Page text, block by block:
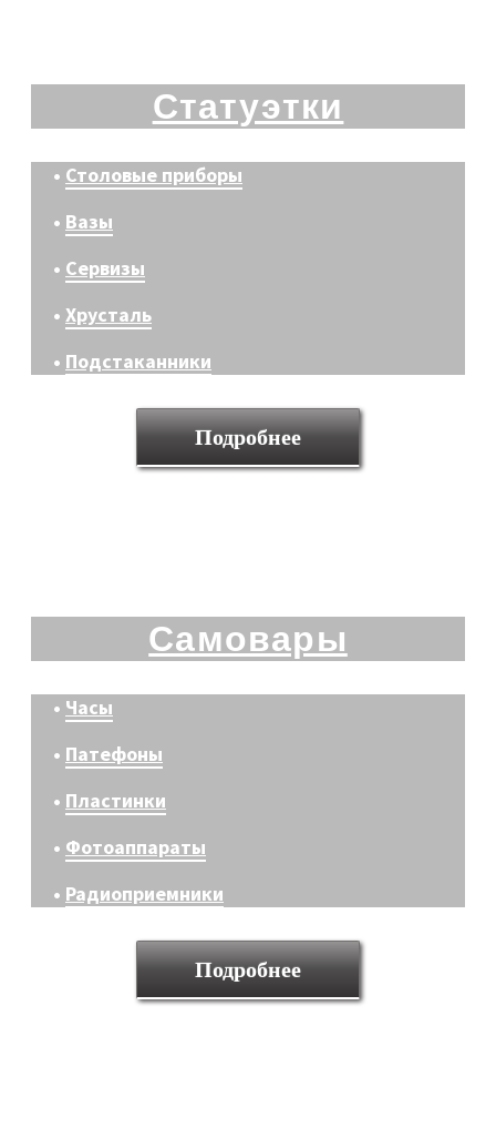
Статуэтки
• Столовые приборы
• Вазы
• Сервизы
• Хрусталь
• Подстаканники
Подробнее
Самовары
• Часы
• Патефоны
• Пластинки
• Фотоаппараты
• Радиоприемники
Подробнее